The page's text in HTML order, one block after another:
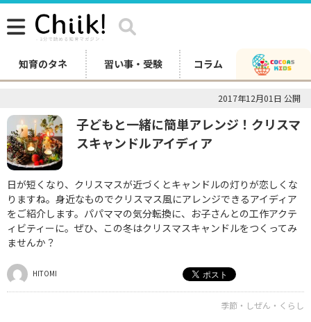
知育のタネ 習い事・受験 コラム
2017年12月01日 公開
子どもと一緒に簡単アレンジ！クリスマ
スキャンドルアイディア
日が短くなり、クリスマスが近づくとキャンドルの灯りが恋しくな
りますね。身近なものでクリスマス風にアレンジできるアイディア
をご紹介します。パパママの気分転換に、お子さんとの工作アクテ
ィビティーに。ぜひ、この冬はクリスマスキャンドルをつくってみ
ませんか？
HITOMI
季節・しぜん・くらし